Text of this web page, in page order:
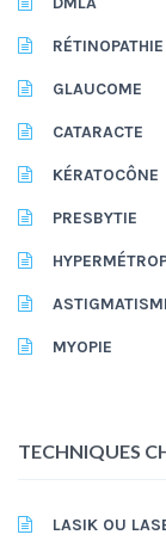
GLAUCOME
CATARACTE
KÉRATOCÔNE
PRESBYTIE
MYOPIE
TECHNIQUES
LASIK OU